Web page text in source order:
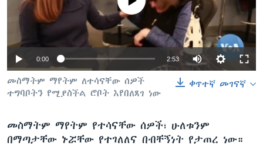
ቋንቋዎች
0:00 2:53
ቀጥተኛ መገናኛ
መስማትም ማየትም ለተሳናቸው ሰዎች
ተግባቦትን የሚያስችል ሮቦት እየበለጸገ ነው
መስማትም ማየትም የተሳናቸው ሰዎች፣ ሁለቱንም
በማጣታቸው ኑሯቸው የተገለለና በብቸኝነት የታጠረ ነው።